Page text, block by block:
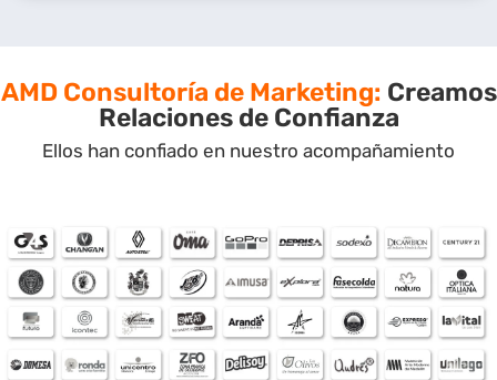
AMD Consultoría de Marketing: Creamos
Relaciones de Confianza
Ellos han confiado en nuestro acompañamiento